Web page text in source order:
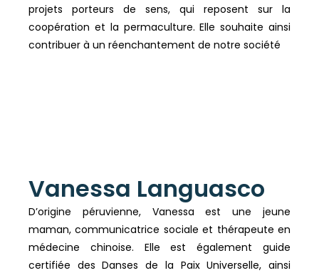
projets porteurs de sens, qui reposent sur la
coopération et la permaculture. Elle souhaite ainsi
contribuer à un réenchantement de notre société
Vanessa Languasco
D’origine péruvienne, Vanessa est une jeune
maman, communicatrice sociale et thérapeute en
médecine chinoise. Elle est également guide
certifiée des Danses de la Paix Universelle, ainsi